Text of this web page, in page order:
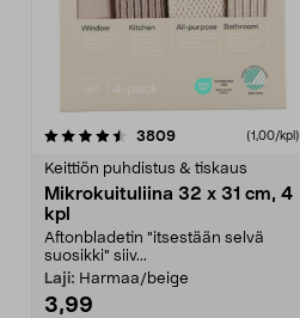
3809arvostelut (1,00/kpl)
Keittiön puhdistus & tiskaus
Mikrokuituliina 32 x 31 cm, 4
kpl
Aftonbladetin "itsestään selvä
suosikki" siiv...
Laji: Harmaa/beige
3,99
4.5viidestä